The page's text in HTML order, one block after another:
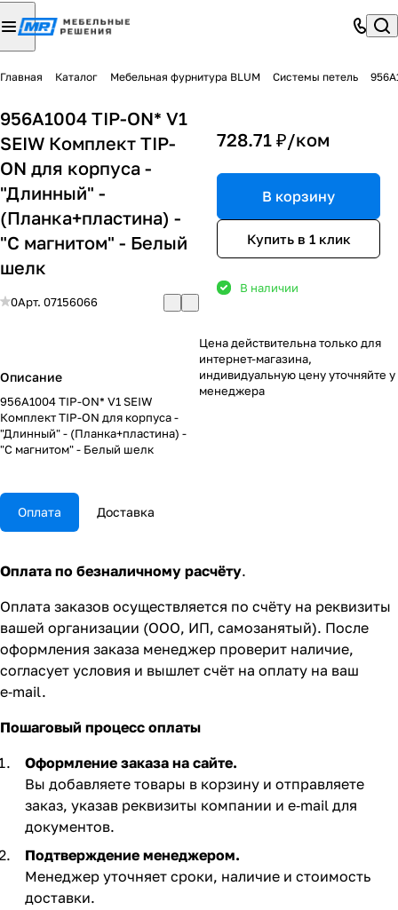
Главная Каталог Мебельная фурнитура BLUM Системы петель
956A1004 TIP-ON* V1
SEIW Комплект TIP-
ON для корпуса -
"Длинный" -
(Планка+пластина) -
"С магнитом" - Белый
шелк
0Арт. 07156066
Описание
956A1004 TIP-ON* V1 SEIW
Комплект TIP-ON для корпуса -
"Длинный" - (Планка+пластина) -
"С магнитом" - Белый шелк
728.71 ₽/ком
В корзину
Купить в 1 клик
В наличии
Цена действительна только для
интернет-магазина,
индивидуальную цену уточняйте у
менеджера
Оплата Доставка
Оплата по безналичному расчёту.
Оплата заказов осуществляется по счёту на реквизиты
вашей организации (ООО, ИП, самозанятый). После
оформления заказа менеджер проверит наличие,
согласует условия и вышлет счёт на оплату на ваш
e‑mail.
Пошаговый процесс оплаты
Оформление заказа на сайте.
Вы добавляете товары в корзину и отправляете
заказ, указав реквизиты компании и e‑mail для
документов.
Подтверждение менеджером.
Менеджер уточняет сроки, наличие и стоимость
доставки.